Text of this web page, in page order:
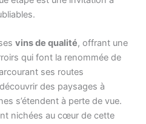
vins de qualité, offrant une
qui font la renommée de
ses routes
des paysages à
s’étendent à perte de vue.
nichées au cœur de cette